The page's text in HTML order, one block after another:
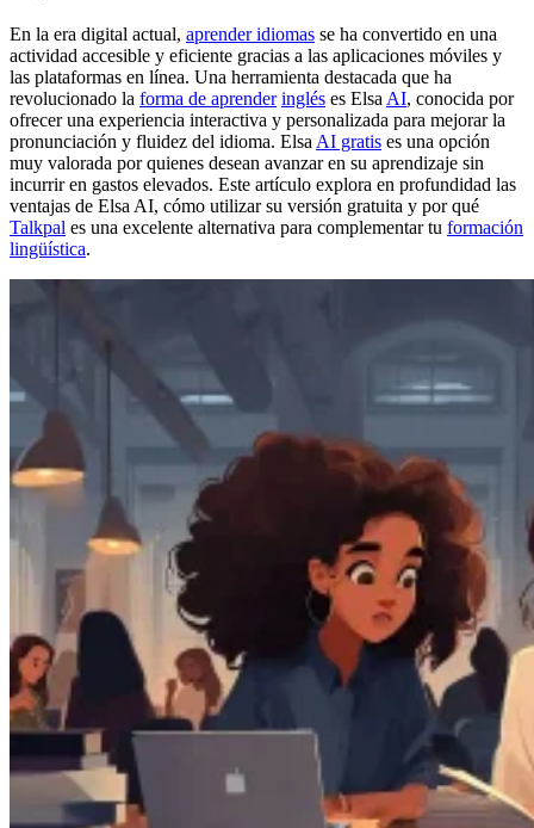
En la era digital actual, aprender idiomas se ha convertido en una
actividad accesible y eficiente gracias a las aplicaciones móviles y
las plataformas en línea. Una herramienta destacada que ha
revolucionado la forma de aprender inglés es Elsa AI, conocida por
ofrecer una experiencia interactiva y personalizada para mejorar la
pronunciación y fluidez del idioma. Elsa AI gratis es una opción
muy valorada por quienes desean avanzar en su aprendizaje sin
incurrir en gastos elevados. Este artículo explora en profundidad las
ventajas de Elsa AI, cómo utilizar su versión gratuita y por qué
Talkpal es una excelente alternativa para complementar tu formación
lingüística.